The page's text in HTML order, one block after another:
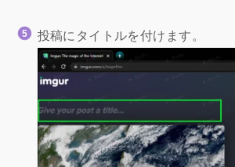
投稿にタイトルを付けます。